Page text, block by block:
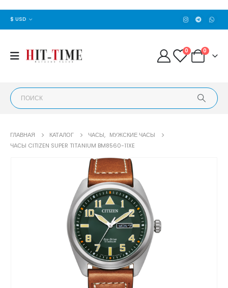
$ USD
0 0
ГЛАВНАЯ КАТАЛОГ ЧАСЫ, МУЖСКИЕ ЧАСЫ
ЧАСЫ CITIZEN SUPER TITANIUM BM8560-11XE